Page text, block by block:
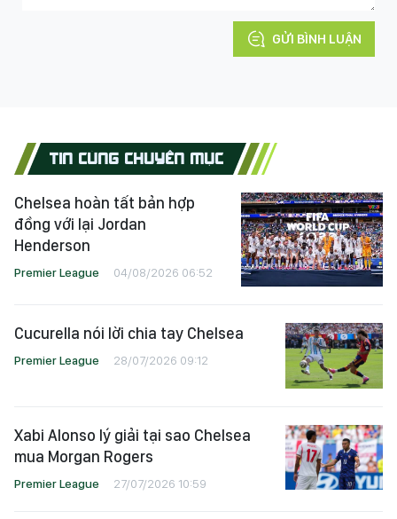
GỬI BÌNH LUẬN
TIN CÙNG CHUYÊN MỤC
Chelsea hoàn tất bản hợp
đồng với lại Jordan
Henderson
Premier League 04/08/2026 06:52
Cucurella nói lời chia tay Chelsea
Premier League 28/07/2026 09:12
Xabi Alonso lý giải tại sao Chelsea
mua Morgan Rogers
Premier League 27/07/2026 10:59